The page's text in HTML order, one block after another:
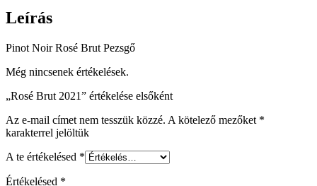
Leírás
Pinot Noir Rosé Brut Pezsgő
Még nincsenek értékelések.
„Rosé Brut 2021” értékelése elsőként
Az e-mail címet nem tesszük közzé. A kötelező mezőket *
karakterrel jelöltük
A te értékelésed *
Értékelésed *